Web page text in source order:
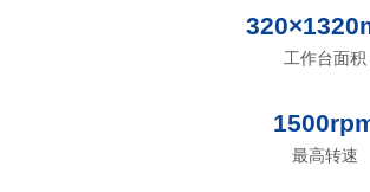
工作台面积
最高转速